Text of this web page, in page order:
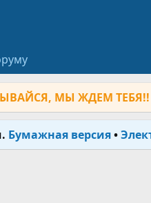
МЫ ЖДЕМ ТЕБЯ!!
Бумажная версия•